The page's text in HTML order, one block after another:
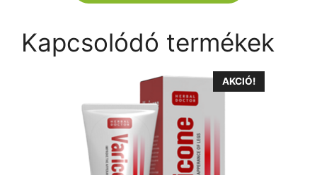
Kapcsolódó termékek
AKCIÓ!